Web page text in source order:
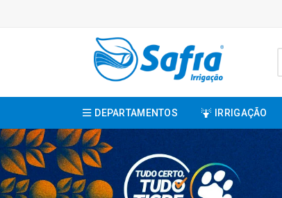
DEPARTAMENTOS IRRIGAÇÃO